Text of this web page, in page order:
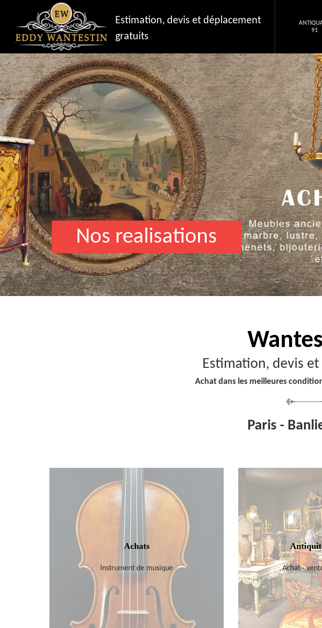
Estimation, devis et déplacement
gratuits
91
Nos realisations
Estimation, devis
Achat dans les meilleures
Paris -
Achats
Instrument de musique Achat -